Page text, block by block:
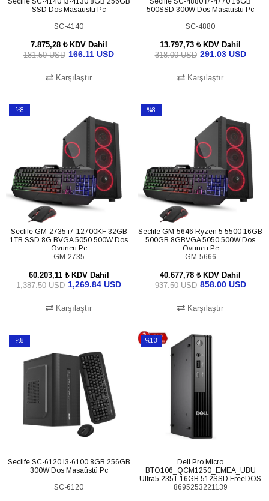
SSD Dos Masaüstü Pc
SC-4140
7.875,28 ₺ KDV Dahil
166.11 USD
181.50 USD
Karşılaştır
500SSD 300W Dos Masaüstü Pc
SC-4880
13.797,73 ₺ KDV Dahil
291.03 USD
318.00 USD
Karşılaştır
%8
Seclife GM-2735 i7-12700KF 32GB
1TB SSD 8G BVGA 5050 500W Dos
Oyuncu Pc
GM-2735
60.203,11 ₺ KDV Dahil
1,269.84 USD
1,387.50 USD
Karşılaştır
%8
Seclife GM-5646 Ryzen 5 5500 16GB
500GB 8GBVGA 5050 500W Dos
Oyuncu Pc
GM-5666
40.677,78 ₺ KDV Dahil
858.00 USD
937.50 USD
Karşılaştır
%8
%8İndirim
Seclife SC-6120 i3-6100 8GB 256GB
300W Dos Masaüstü Pc
SC-6120
%13
Dell Pro Micro
BTO106_QCM1250_EMEA_UBU
Ultra5 235T 16GB 512SSD FreeDOS
Mini Pc
8695253221139